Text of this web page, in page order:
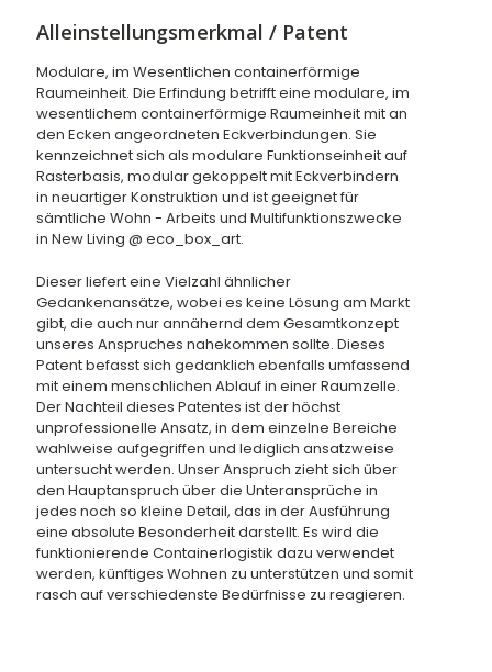
Alleinstellungsmerkmal / Patent
Modulare, im Wesentlichen containerförmige
Raumeinheit. Die Erfindung betrifft eine modulare, im
wesentlichem containerförmige Raumeinheit mit an
den Ecken angeordneten Eckverbindungen. Sie
kennzeichnet sich als modulare Funktionseinheit auf
Rasterbasis, modular gekoppelt mit Eckverbindern
in neuartiger Konstruktion und ist geeignet für
sämtliche Wohn - Arbeits und Multifunktionszwecke
in New Living @ eco_box_art.
Dieser liefert eine Vielzahl ähnlicher
Gedankenansätze, wobei es keine Lösung am Markt
gibt, die auch nur annähernd dem Gesamtkonzept
unseres Anspruches nahekommen sollte. Dieses
Patent befasst sich gedanklich ebenfalls umfassend
mit einem menschlichen Ablauf in einer Raumzelle.
Der Nachteil dieses Patentes ist der höchst
unprofessionelle Ansatz, in dem einzelne Bereiche
wahlweise aufgegriffen und lediglich ansatzweise
untersucht werden. Unser Anspruch zieht sich über
den Hauptanspruch über die Unteransprüche in
jedes noch so kleine Detail, das in der Ausführung
eine absolute Besonderheit darstellt. Es wird die
funktionierende Containerlogistik dazu verwendet
werden, künftiges Wohnen zu unterstützen und somit
rasch auf verschiedenste Bedürfnisse zu reagieren.